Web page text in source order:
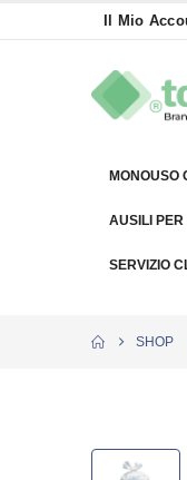
Il Mio
MONOUSO
AUSILI PER
SERVIZIO
SHOP